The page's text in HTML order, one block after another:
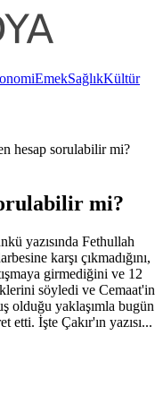
EmekSağlıkKültür
hesap sorulabilir mi?
mi?
yazısında Fethullah
karşı çıkmadığını,
girmediğini ve 12
söyledi ve Cemaat'in
olduğu yaklaşımla bugün
etti. İşte Çakır'ın yazısı...